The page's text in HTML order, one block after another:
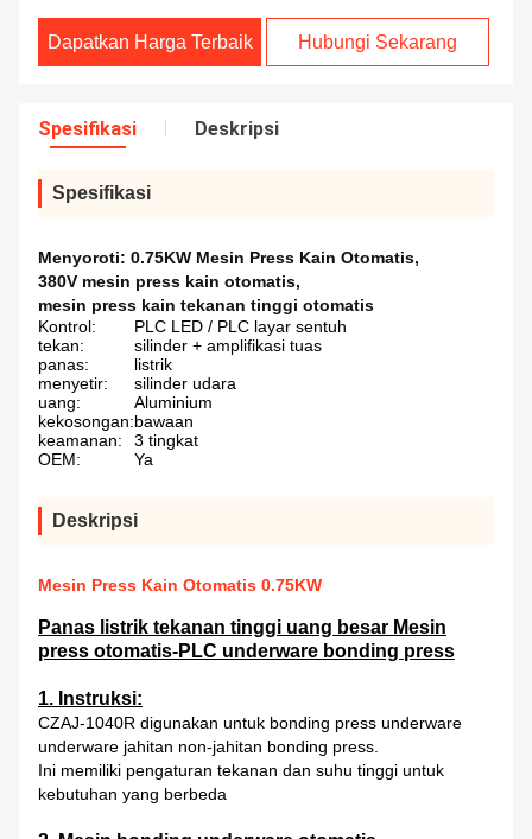
Dapatkan Harga Terbaik Hubungi Sekarang
Spesifikasi Deskripsi
Spesifikasi
Menyoroti: 0.75KW Mesin Press Kain Otomatis,
380V mesin press kain otomatis,
mesin press kain tekanan tinggi otomatis
Kontrol:
PLC LED / PLC layar sentuh
tekan:
silinder + amplifikasi tuas
panas:
listrik
menyetir:
silinder udara
uang:
Aluminium
kekosongan:bawaan
keamanan:
3 tingkat
OEM:
Ya
Deskripsi
Mesin Press Kain Otomatis 0.75KW
Panas listrik tekanan tinggi uang besar Mesin
press otomatis-PLC underware bonding press
1. Instruksi:
CZAJ-1040R digunakan untuk bonding press underware
underware jahitan non-jahitan bonding press.
Ini memiliki pengaturan tekanan dan suhu tinggi untuk
kebutuhan yang berbeda